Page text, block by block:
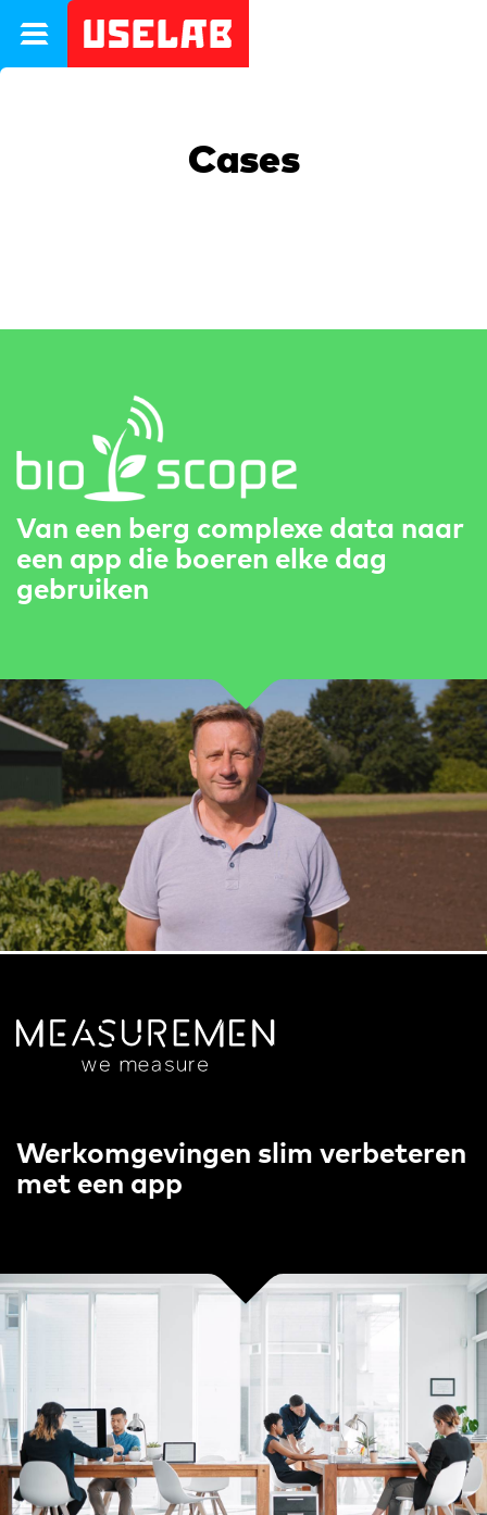
Cases
Van een berg complexe data naar
een app die boeren elke dag
gebruiken
Werkomgevingen slim verbeteren
met een app